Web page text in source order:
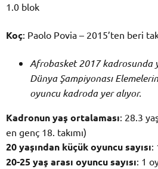
1.0 blok
Koç: Paolo Povia – 2015’ten beri
Afrobasket 2017 kadrosunda
Dünya Şampiyonası
oyuncu kadroda yer alıyor.
Kadronun yaş ortalaması: 28.3
en genç 18. takımı)
20 yaşından küçük oyuncu sayısı:
20-25 yaş arası oyuncu sayısı: 1